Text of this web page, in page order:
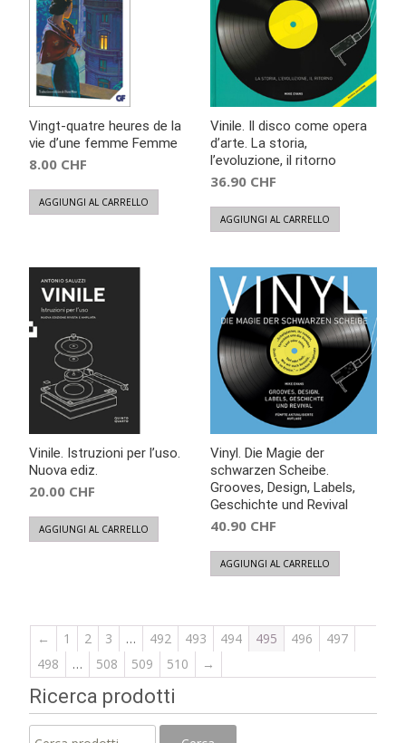
Vingt-quatre heures de la
vie d’une femme Femme
8.00 CHF
AGGIUNGI AL CARRELLO
Vinile. Il disco come opera
d’arte. La storia,
l’evoluzione, il ritorno
36.90 CHF
AGGIUNGI AL CARRELLO
Vinile. Istruzioni per l’uso.
Nuova ediz.
20.00 CHF
AGGIUNGI AL CARRELLO
Vinyl. Die Magie der
schwarzen Scheibe.
Grooves, Design, Labels,
Geschichte und Revival
40.90 CHF
AGGIUNGI AL CARRELLO
← 1 2 3 … 492 493 494 495 496
497
498
… 508 509 510 →
Ricerca prodotti
Cerca: